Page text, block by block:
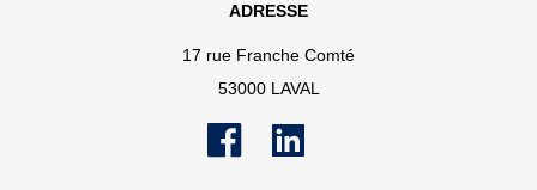
ADRESSE
17 rue Franche Comté
53000 LAVAL